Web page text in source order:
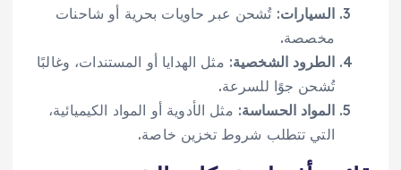
السيارات: تُشحن عبر حاويات بحرية أو شاحنات
مخصصة.
الطرود الشخصية: مثل الهدايا أو المستندات، وغالبًا
تُشحن جوًا للسرعة.
المواد الحساسة: مثل الأدوية أو المواد الكيميائية،
التي تتطلب شروط تخزين خاصة.